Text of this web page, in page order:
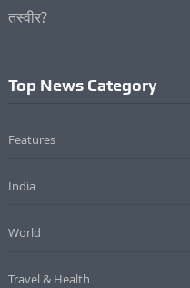
Top News Category
Features
India
World
Travel & Health